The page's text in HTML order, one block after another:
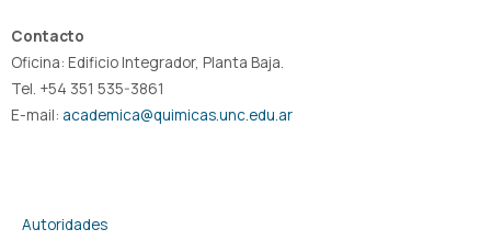
Contacto
Oficina: Edificio Integrador, Planta Baja.
Tel. +54 351 535-3861
E-mail: academica@quimicas.unc.edu.ar
Autoridades